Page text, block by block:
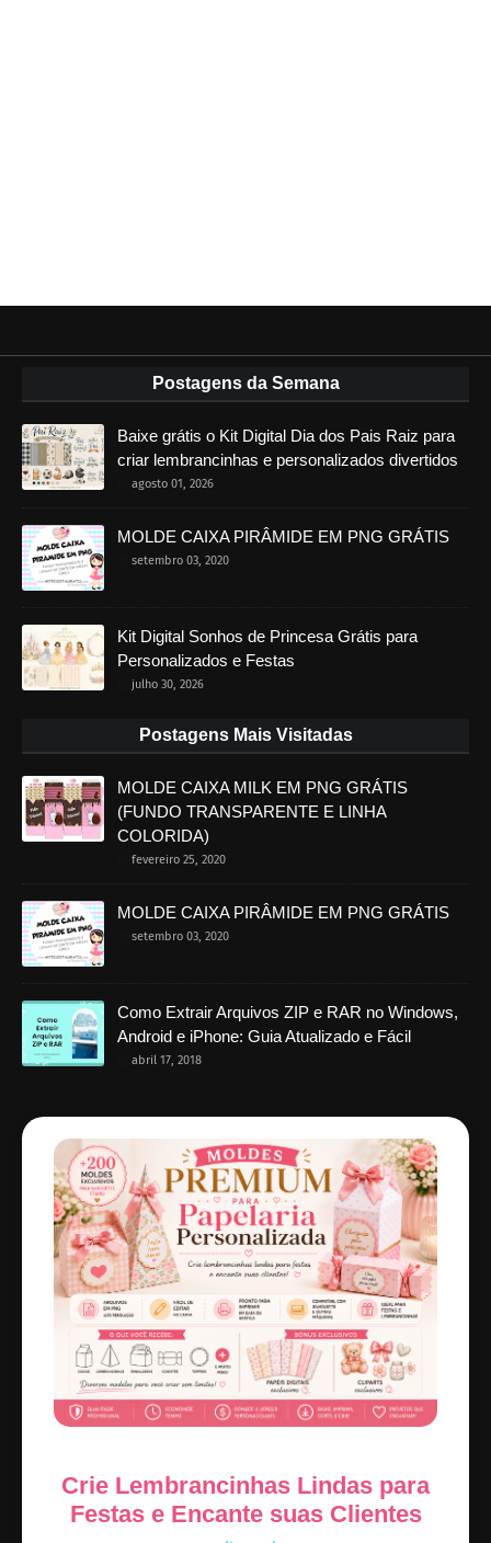
Postagens da Semana
Baixe grátis o Kit Digital Dia dos Pais Raiz para
criar lembrancinhas e personalizados divertidos
agosto 01, 2026
MOLDE CAIXA PIRÂMIDE EM PNG GRÁTIS
setembro 03, 2020
Kit Digital Sonhos de Princesa Grátis para
Personalizados e Festas
julho 30, 2026
Postagens Mais Visitadas
MOLDE CAIXA MILK EM PNG GRÁTIS
(FUNDO TRANSPARENTE E LINHA
COLORIDA)
fevereiro 25, 2020
MOLDE CAIXA PIRÂMIDE EM PNG GRÁTIS
setembro 03, 2020
Como Extrair Arquivos ZIP e RAR no Windows,
Android e iPhone: Guia Atualizado e Fácil
abril 17, 2018
Crie Lembrancinhas Lindas para
Festas e Encante suas Clientes